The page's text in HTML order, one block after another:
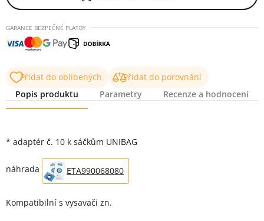
GARANCE BEZPEČNÉ PLATBY
Přidat do oblíbených
Přidat do porovnání
Popis produktu
Parametry Recenze a hodnocení
* adaptér č. 10 k sáčkům UNIBAG
náhrada ETA990068080
Kompatibilní s vysavači zn.